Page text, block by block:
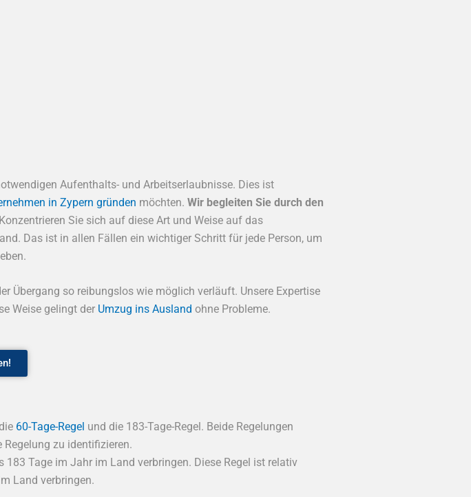
Aufenthalts- und Arbeitserlaubnisse. Dies ist
in Zypern gründen möchten. Wir begleiten Sie durch den
Konzentrieren Sie sich auf diese Art und Weise auf das
Das ist in allen Fällen ein wichtiger Schritt für jede Person, um
Übergang so reibungslos wie möglich verläuft. Unsere Expertise
Weise gelingt der Umzug ins Ausland ohne Probleme.
60-Tage-Regel und die 183-Tage-Regel. Beide Regelungen
zu identifizieren.
183 Tage im Jahr im Land verbringen. Diese Regel ist relativ
Land verbringen.